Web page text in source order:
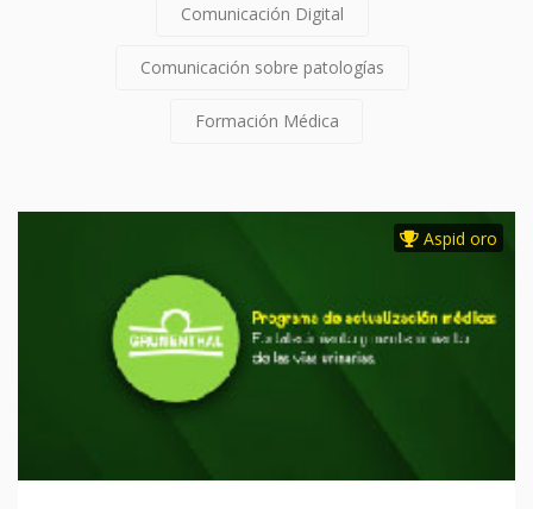
Comunicación Digital
Comunicación sobre patologías
Formación Médica
Aspid oro